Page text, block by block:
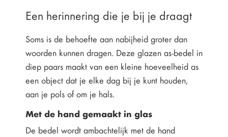
Een herinnering die je bij je draagt
Soms is de behoefte aan nabijheid groter dan
woorden kunnen dragen. Deze glazen as-bedel in
diep paars maakt van een kleine hoeveelheid as
een object dat je elke dag bij je kunt houden,
aan je pols of om je hals.
Met de hand gemaakt in glas
De bedel wordt ambachtelijk met de hand